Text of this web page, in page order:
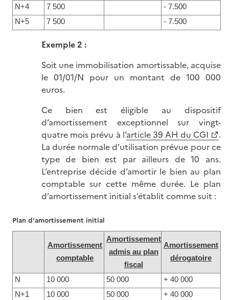
N+4
7 500
- 7.500
N+5
7 500 - 7.500
Exemple 2 :
Soit une immobilisation amortissable, acquise
le 01/01/N pour un montant de 100 000
euros.
Ce bien est éligible au dispositif
d’amortissement exceptionnel sur vingt-
quatre mois prévu à l’article 39 AH du CGI
.
La durée normale d’utilisation prévue pour ce
type de bien est par ailleurs de 10 ans.
L’entreprise décide d’amortir le bien au plan
comptable sur cette même durée. Le plan
d’amortissement initial s’établit comme suit :
Plan d'amortissement initial
Amortissement
comptable
Amortissement
admis au plan
fiscal
Amortissement
dérogatoire
N 10 000 50 000
+ 40 000
N+1
10 000 50 000
+ 40 000